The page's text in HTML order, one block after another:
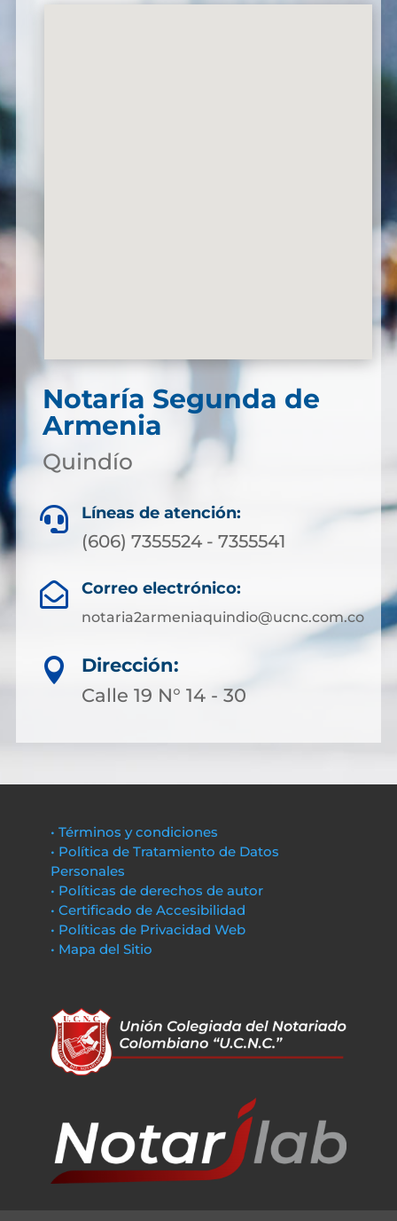
Notaría Segunda de
Armenia
Quindío
 Líneas de atención:
(606) 7355524 - 7355541
 Correo electrónico:
notaria2armeniaquindio@ucnc.com.co

Dirección:
Calle 19 N° 14 - 30
• Términos y condiciones
• Política de Tratamiento de Datos
Personales
• Políticas de derechos de autor
• Certificado de Accesibilidad
• Políticas de Privacidad Web
• Mapa del Sitio